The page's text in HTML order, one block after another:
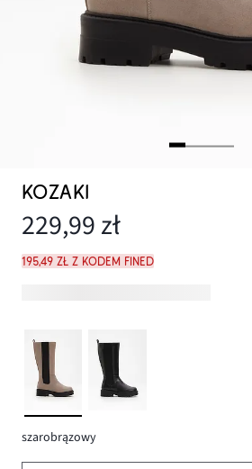
KOZAKI
229,99 zł
195,49 zł z kodem FINED
szarobrązowy